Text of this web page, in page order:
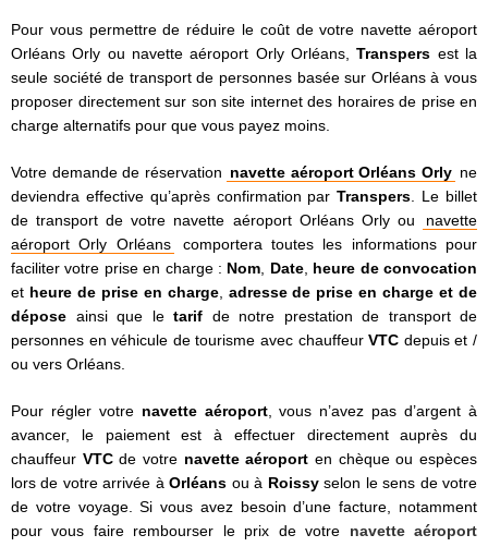
Pour vous permettre de réduire le coût de votre navette aéroport
Orléans Orly ou navette aéroport Orly Orléans ,Transpers est la
seule société de transport de personnes basée sur Orléans à vous
proposer directement sur son site internet des horaires de prise en
charge alternatifs pour que vous payez moins.
Votre demande de réservation navette aéroport Orléans Orly ne
deviendra effective qu’après confirmation parTranspers . Le billet
de transport de votre navette aéroport Orléans Orly ou
navette
aéroport Orly Orléans
comportera toutes les informations pour
faciliter votre prise en charge : Nom Date, heure de convocation
et heure de prise en charge, adresse de prise en charge et de
dépose ainsi que le tarif de notre prestation de transport de
personnes en véhicule de tourisme avec chauffeurVTC depuis et /
ou vers Orléans.
Pour régler votre navette aéroport, vous n’avez pas d’argent à
avancer, le paiement est à effectuer directement auprès du
chauffeur VTCde votre navette aéroporten chèque ou espèces
lors de votre arrivée àOrléans ou à Roissyselon le sens de votre
de votre voyage. Si vous avez besoin d’une facture, notamment
pour vous faire rembourser le prix de votre navette aéroport